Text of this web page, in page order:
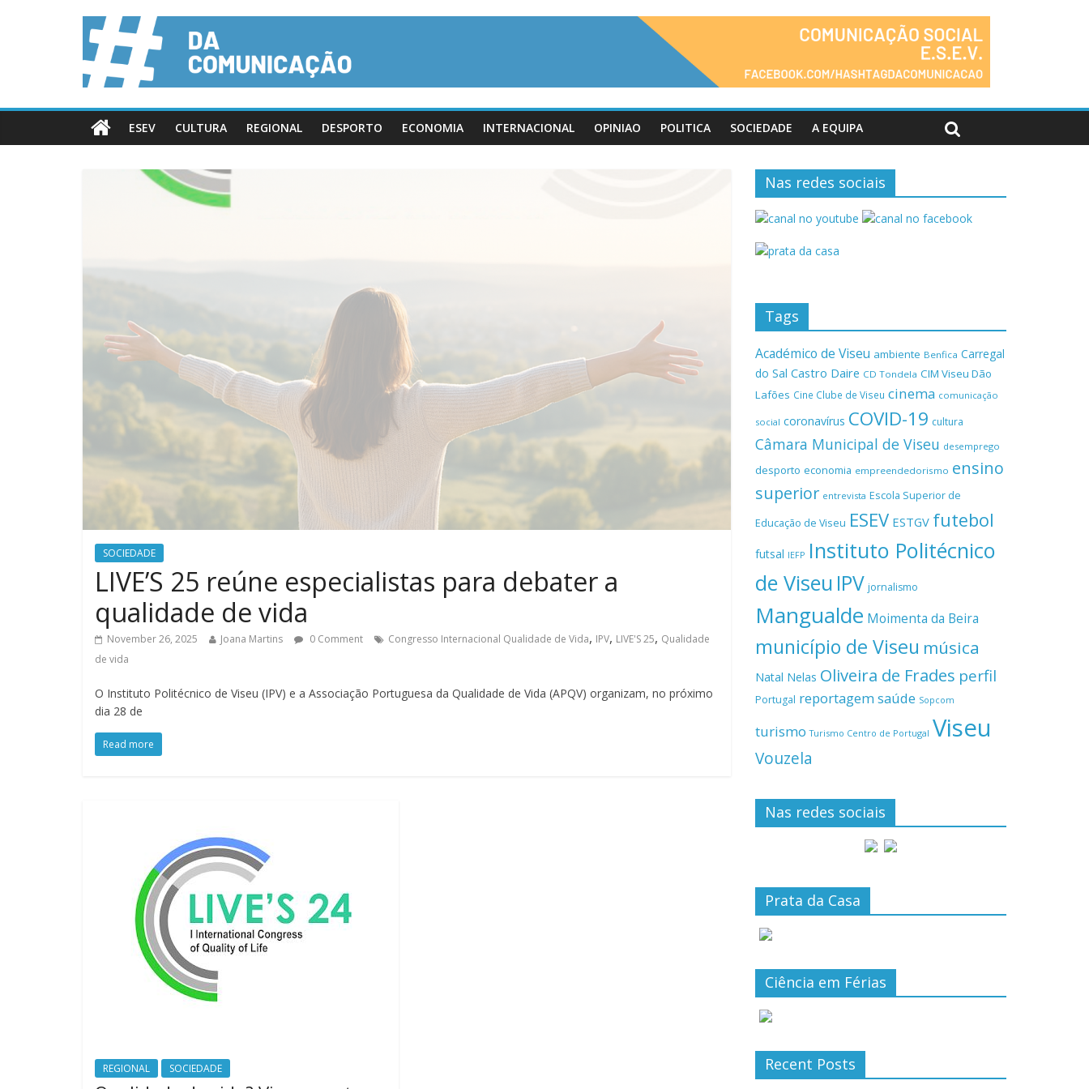
ESEV CULTURA REGIONAL DESPORTO ECONOMIA INTERNACIONAL OPINIAO POLITICA SOCIEDADE A EQUIPA
SOCIEDADE
LIVE’S 25 reúne especialistas para debater a
qualidade de vida
November 26, 2025 Joana Martins 0 Comment Congresso Internacional Qualidade de Vida, IPV, LIVE'S 25, Qualidade
de vida
O Instituto Politécnico de Viseu (IPV) e a Associação Portuguesa da Qualidade de Vida (APQV) organizam, no próximo
dia 28 de
Read more
REGIONAL SOCIEDADE
Nas redes sociais
Tags
Académico de Viseu ambiente Benfica Carregal
do Sal Castro Daire CD Tondela CIM Viseu Dão
Lafões Cine Clube de Viseu cinema comunicação
social coronavírus COVID-19 cultura
Câmara Municipal de Viseu desemprego
desporto economia empreendedorismo ensino
superior entrevista Escola Superior de
Educação de Viseu ESEV ESTGV futebol
futsal IEFP Instituto Politécnico
de Viseu IPV jornalismo
Mangualde Moimenta da Beira
município de Viseu música
Natal Nelas Oliveira de Frades perfil
Portugal reportagemsaúde Sopcom
turismo Turismo Centro de Portugal Viseu
Vouzela
Nas redes sociais
Prata da Casa
Ciência em Férias
Recent Posts